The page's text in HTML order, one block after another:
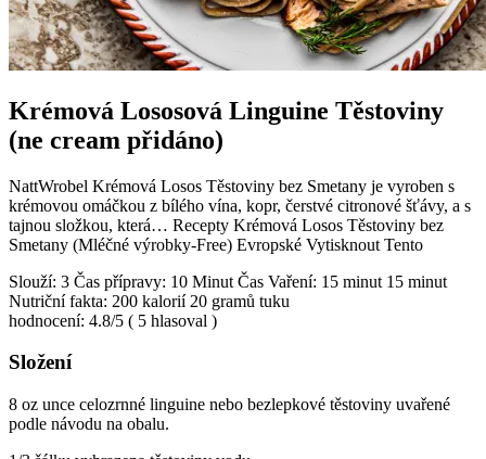
Krémová Lososová Linguine Těstoviny
(ne cream přidáno)
NattWrobel Krémová Losos Těstoviny bez Smetany je vyroben s
krémovou omáčkou z bílého vína, kopr, čerstvé citronové šťávy, a s
tajnou složkou, která… Recepty Krémová Losos Těstoviny bez
Smetany (Mléčné výrobky-Free) Evropské Vytisknout Tento
Slouží: 3 Čas přípravy: 10 Minut Čas Vaření: 15 minut 15 minut
Nutriční fakta: 200 kalorií 20 gramů tuku
hodnocení: 4.8/5 ( 5 hlasoval )
Složení
8 oz unce celozrnné linguine nebo bezlepkové těstoviny uvařené
podle návodu na obalu.